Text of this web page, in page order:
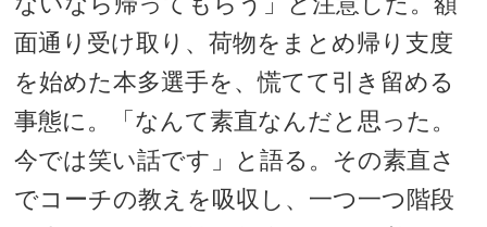
面通り受け取り、荷物をまとめ帰り支度
を始めた本多選手を、慌てて引き留める
事態に。「なんて素直なんだと思った。
今では笑い話です」と語る。その素直さ
でコーチの教えを吸収し、一つ一つ階段